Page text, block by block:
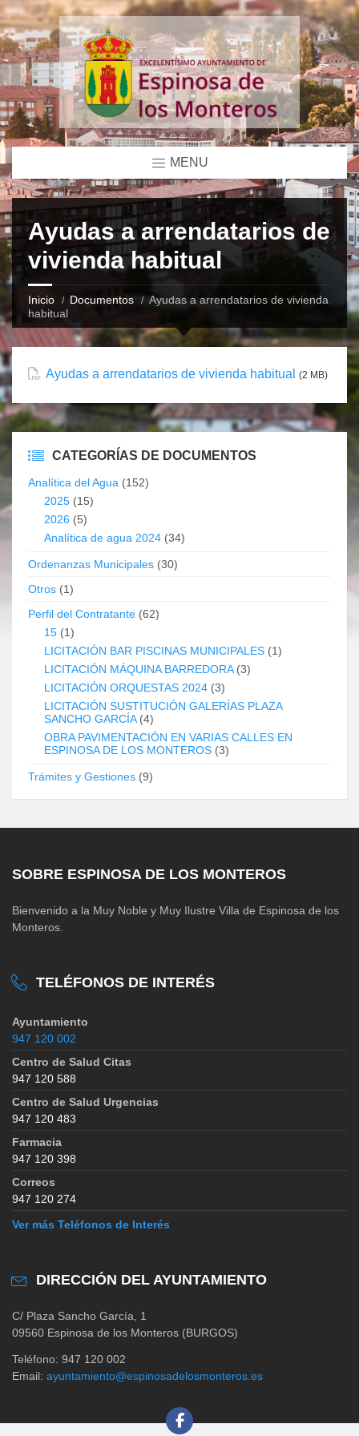
MENU
Ayudas a arrendatarios de
vivienda habitual
Inicio Documentos
Ayudas a arrendatarios de vivienda
habitual
Ayudas a arrendatarios de vivienda habitual (2 MB)
CATEGORÍAS DE DOCUMENTOS
Analítica del Agua (152)
2025 (15)
2026 (5)
Analítica de agua 2024 (34)
Ordenanzas Municipales (30)
Otros (1)
Perfil del Contratante (62)
15 (1)
LICITACIÓN BAR PISCINAS MUNICIPALES (1)
LICITACIÓN MÁQUINA BARREDORA(3)
LICITACIÓN ORQUESTAS 2024 (3)
LICITACIÓN SUSTITUCIÓN GALERÍAS PLAZA
SANCHO GARCÍA(4)
OBRA PAVIMENTACIÓN EN VARIAS CALLES EN
ESPINOSA DE LOS MONTEROS (3)
Trámites y Gestiones (9)
SOBRE ESPINOSA DE LOS MONTEROS
Bienvenido a la Muy Noble y Muy Ilustre Villa de Espinosa de los
Monteros.
TELÉFONOS DE INTERÉS
Ayuntamiento
947 120 002
Centro de Salud Citas
947 120 588
Centro de Salud Urgencias
947 120 483
Farmacia
947 120 398
Correos
947 120 274
Ver más Teléfonos de Interés
DIRECCIÓN DEL AYUNTAMIENTO
C/ Plaza Sancho García, 1
09560 Espinosa de los Monteros (BURGOS)
Teléfono: 947 120 002
Email: ayuntamiento@espinosadelosmonteros.es